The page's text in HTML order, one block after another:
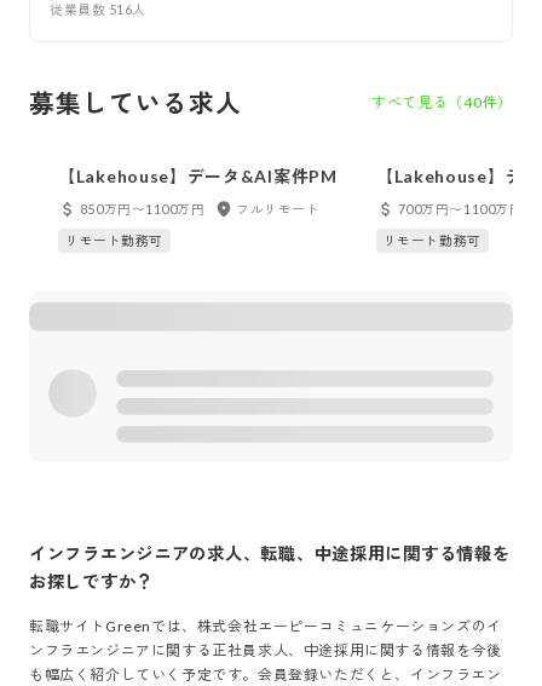
従業員数 516人
募集している求人 すべて見る（40件）
【Lakehouse】データ&AI案件PM
850万円〜1100万円
フルリモート
リモート勤務可
【Lakehouse】デ
【経験者】
700万円〜1100万円
リモート勤務可
インフラエンジニアの求人、転職、中途採用に関する情報を
お探しですか？
転職サイトGreenでは、 株式会社エーピーコミュニケーションズの イ
ンフラエンジニア に関する正社員求人、中途採用に関する情報を今後
も幅広く紹介していく予定です。会員登録いただくと、 インフラエン